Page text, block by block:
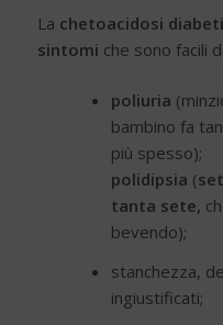
La chetoacidosi
sintomi che sono facili
poliuria
bambino fa
più spesso);
polidipsia (
tanta sete,
bevendo);
stanchezza,
ingiustificati;